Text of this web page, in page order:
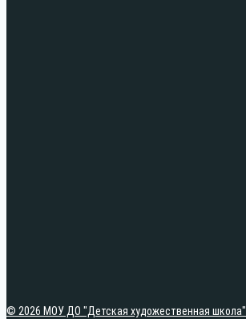
© 2026 МОУ ДО "Детская художественная школа"